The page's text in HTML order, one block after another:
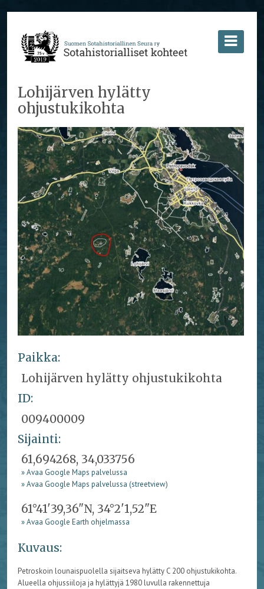
Lohijärven hylätty
ohjustukikohta
Paikka:
Lohijärven hylätty ohjustukikohta
ID:
009400009
Sijainti:
61,694268, 34,033756
» Avaa Google Maps palvelussa
» Avaa Google Maps palvelussa (streetview)
61°41'39,36"N, 34°2'1,52"E
» Avaa Google Earth ohjelmassa
Kuvaus:
Petroskoin lounaispuolella sijaitseva hylätty C 200 ohjustukikohta.
Alueella ohjussiiloja ja hylättyjä 1980 luvulla rakennettuja